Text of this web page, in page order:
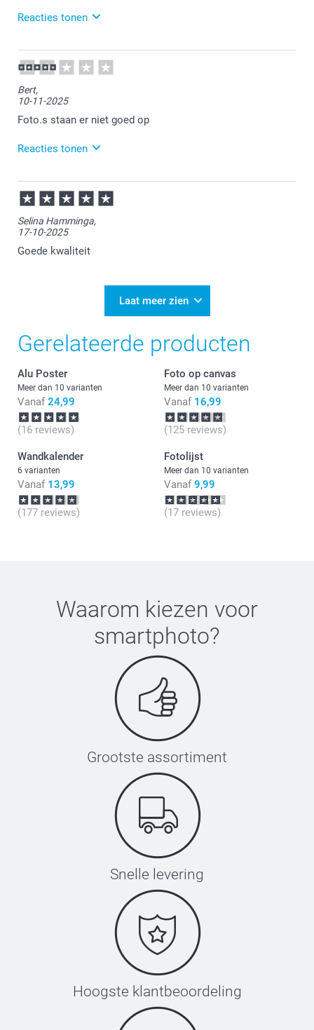
Reacties tonen
05-01-2026
15:07
Veel plezier ervan!
Bert,
10-11-2025
Foto.s staan er niet goed op
Reacties tonen
11-11-2025
13:08
Bedankt voor je review. Vervelend om te horen dat je
niet tevreden bent over je bestelling. Onze
klantenservice heeft je een berichtje gestuurd om
met je mee te kijken naar een passende oplossing.
Selina Hamminga,
17-10-2025
Goede kwaliteit
Laat meer zien
Gerelateerde producten
Alu Poster
Meer dan 10 varianten
Vanaf 24,99
(16 reviews)
Foto op canvas
Meer dan 10 varianten
Vanaf 16,99
(125 reviews)
Wandkalender
6 varianten
Vanaf 13,99
(177 reviews)
Fotolijst
Meer dan 10 varianten
Vanaf 9,99
(17 reviews)
Waarom kiezen voor
smartphoto?
Grootste assortiment
Snelle levering
Hoogste klantbeoordeling